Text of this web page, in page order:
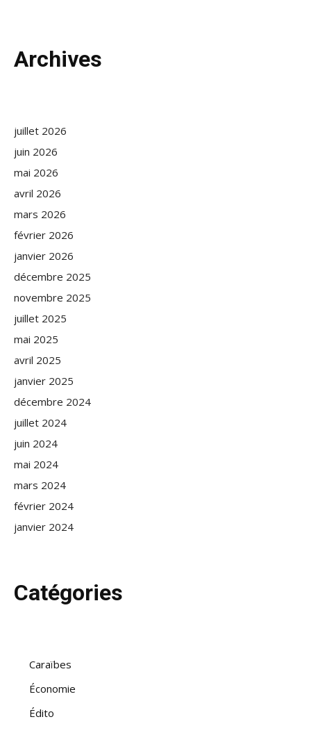
Archives
juillet 2026
juin 2026
mai 2026
avril 2026
mars 2026
février 2026
janvier 2026
décembre 2025
novembre 2025
juillet 2025
mai 2025
avril 2025
janvier 2025
décembre 2024
juillet 2024
juin 2024
mai 2024
mars 2024
février 2024
janvier 2024
Catégories
Caraïbes
Économie
Édito